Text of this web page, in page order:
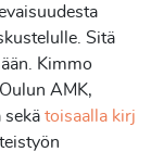
Sitä
Kimmo
AMK,
toisaalla kirj